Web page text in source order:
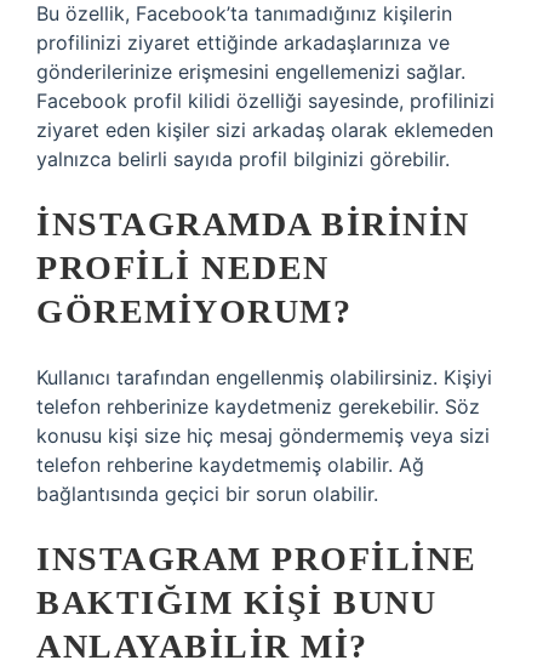
Bu özellik, Facebook’ta tanımadığınız kişilerin
profilinizi ziyaret ettiğinde arkadaşlarınıza ve
gönderilerinize erişmesini engellemenizi sağlar.
Facebook profil kilidi özelliği sayesinde, profilinizi
ziyaret eden kişiler sizi arkadaş olarak eklemeden
yalnızca belirli sayıda profil bilginizi görebilir.
İNSTAGRAMDA BIRININ
PROFILI NEDEN
GÖREMIYORUM?
Kullanıcı tarafından engellenmiş olabilirsiniz. Kişiyi
telefon rehberinize kaydetmeniz gerekebilir. Söz
konusu kişi size hiç mesaj göndermemiş veya sizi
telefon rehberine kaydetmemiş olabilir. Ağ
bağlantısında geçici bir sorun olabilir.
INSTAGRAM PROFILINE
BAKTIĞIM KIŞI BUNU
ANLAYABILIR MI?